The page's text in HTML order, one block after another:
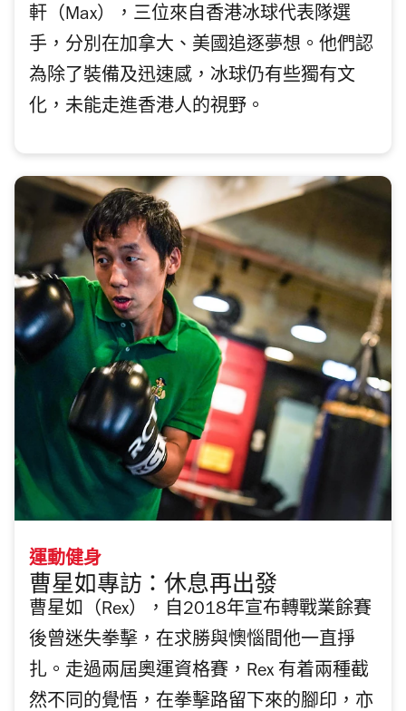
軒（Max），三位來自香港冰球代表隊選
手，分別在加拿大、美國追逐夢想。他們認
為除了裝備及迅速感，冰球仍有些獨有文
化，未能走進香港人的視野。
運動健身
曹星如專訪：休息再出發
曹星如（Rex），自2018年宣布轉戰業餘賽
後曾迷失拳擊，在求勝與懊惱間他一直掙
扎。走過兩屆奧運資格賽，Rex 有着兩種截
然不同的覺悟，在拳擊路留下來的腳印，亦